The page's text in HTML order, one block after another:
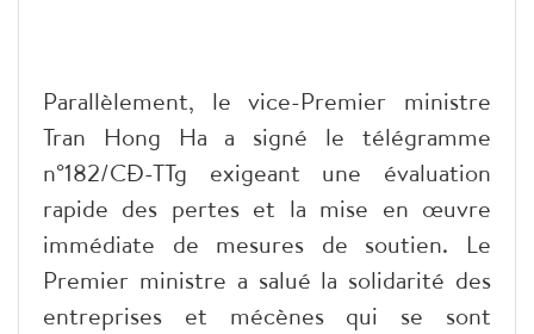
Parallèlement, le vice-Premier ministre
Tran Hong Ha a signé le télégramme
n°182/CĐ-TTg exigeant une évaluation
rapide des pertes et la mise en œuvre
immédiate de mesures de soutien. Le
Premier ministre a salué la solidarité des
entreprises et mécènes qui se sont